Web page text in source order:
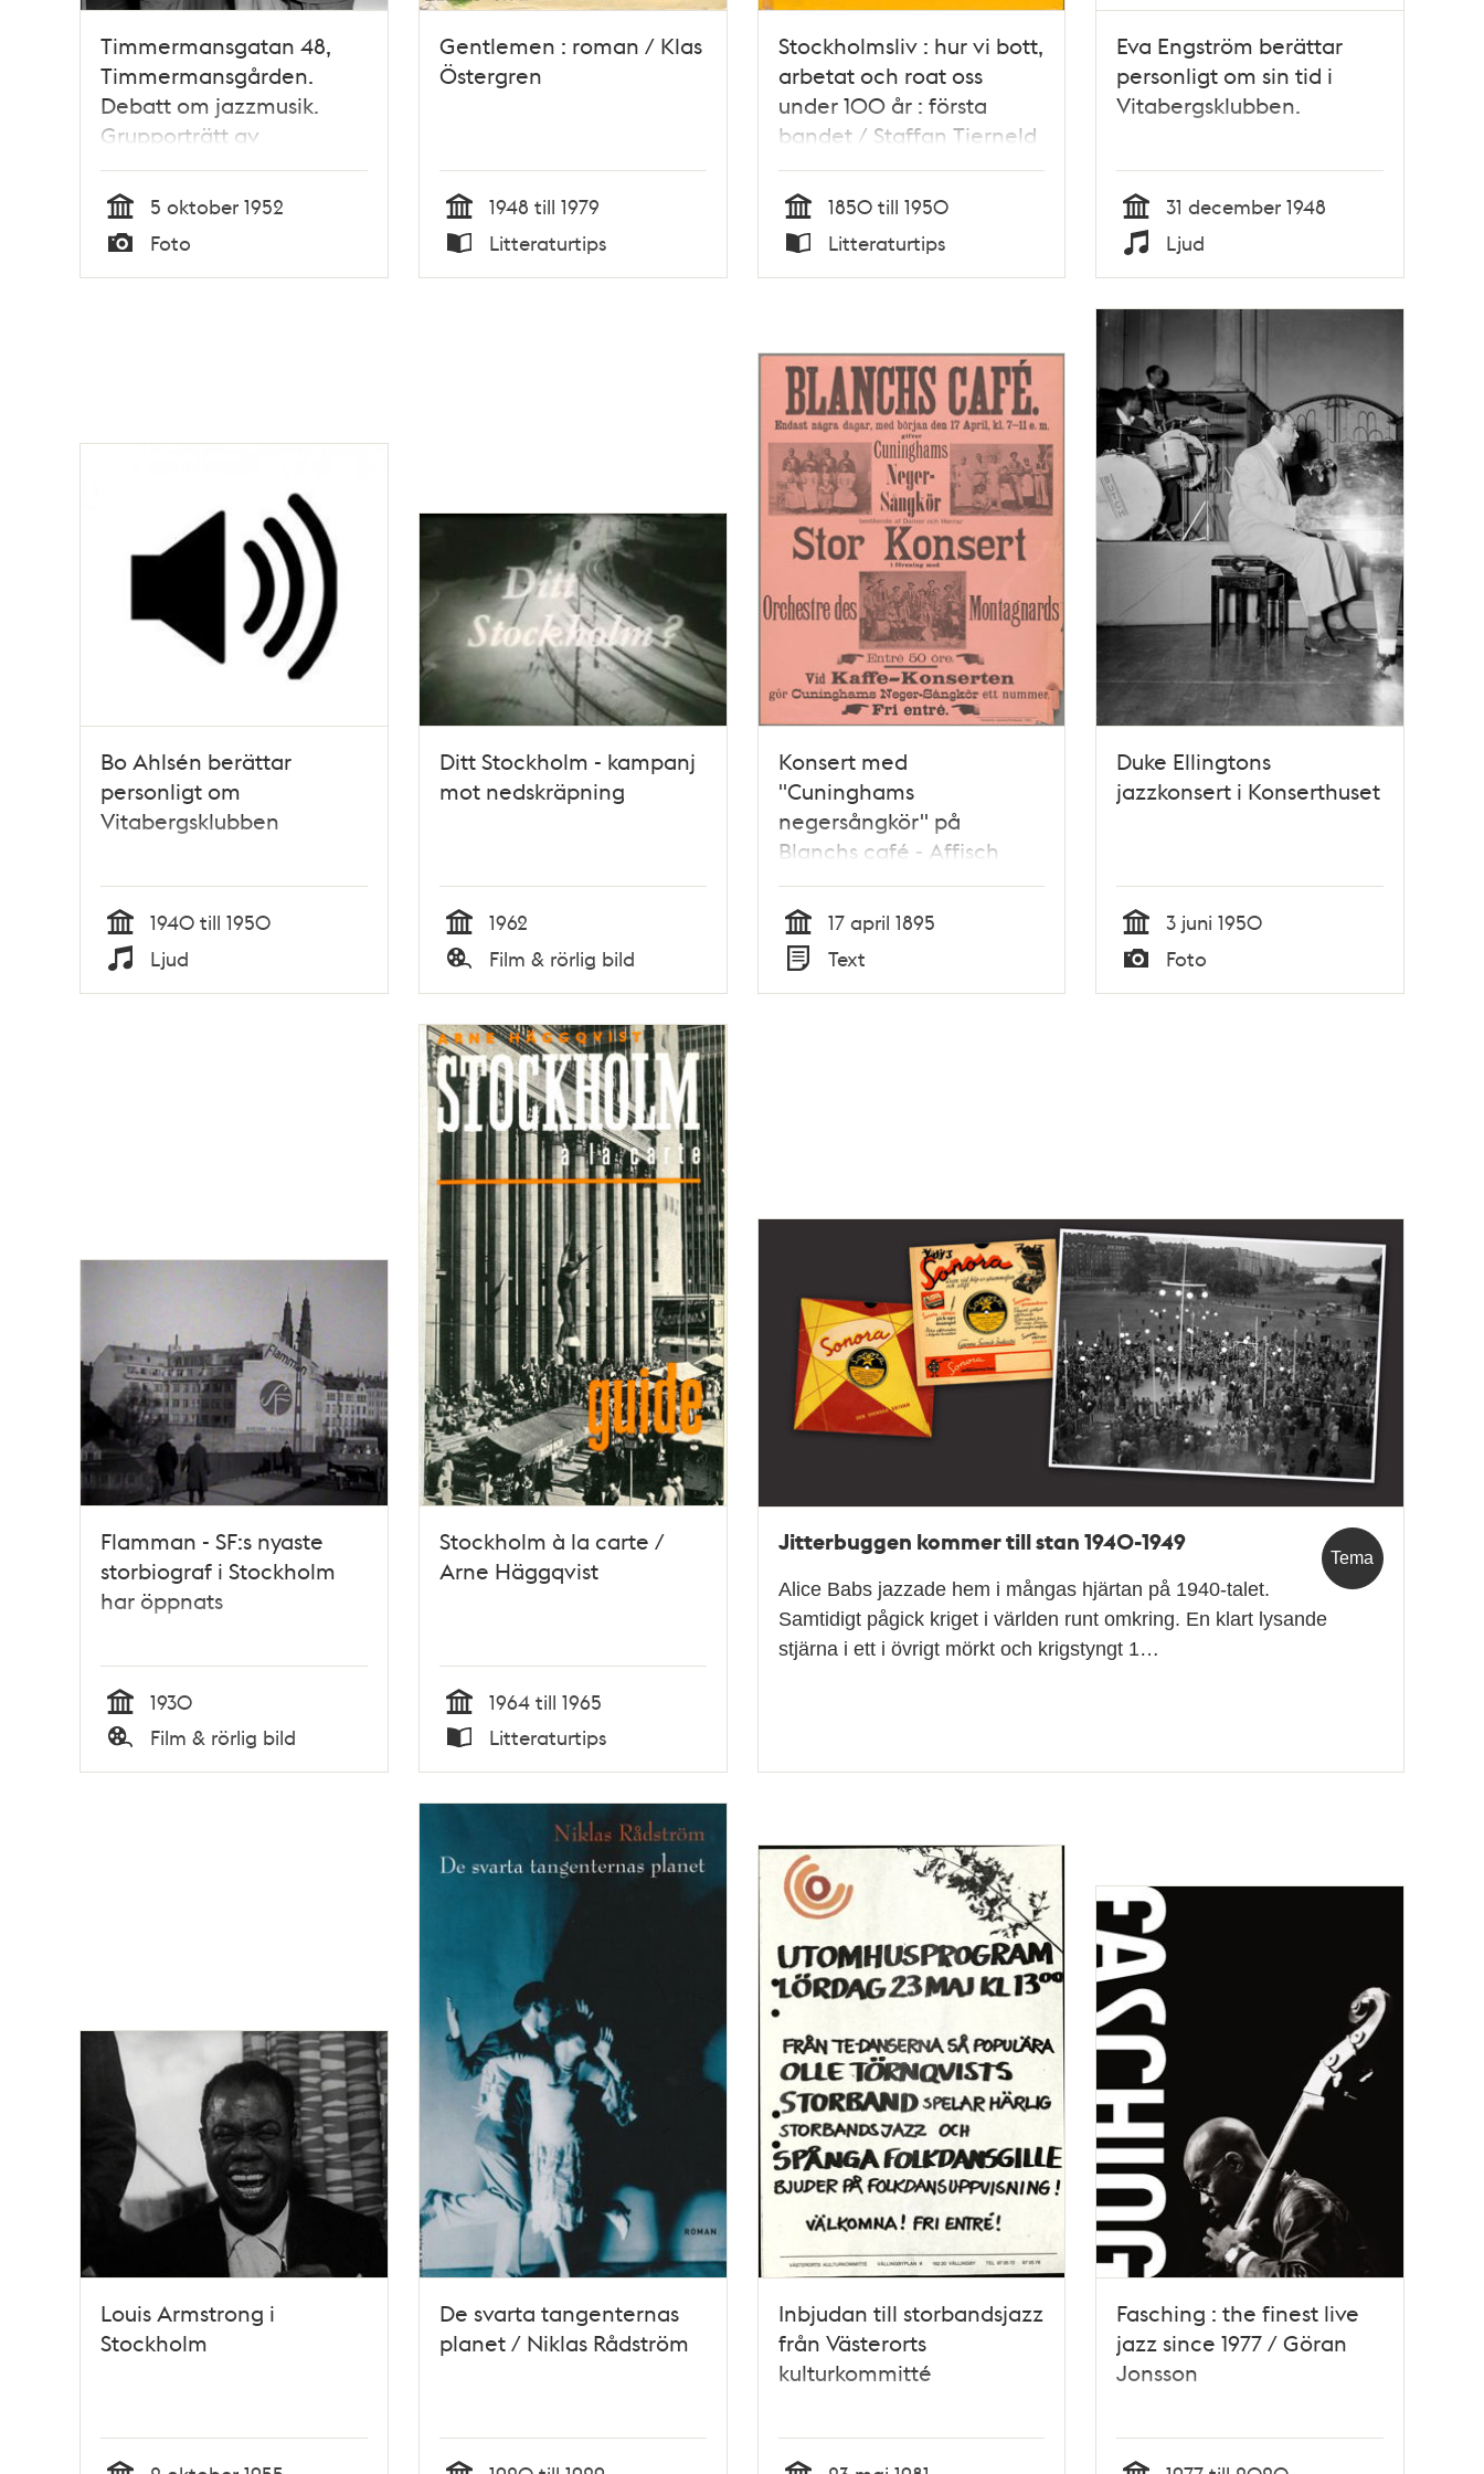
Timmermansgatan 48,
Timmermansgården.
Debatt om jazzmusik.
Grupporträtt av
debattörerna Sven
Wilson, Karl-Erik Lindgren,
Moses Pergament och
Julius Jacobsen
Tid
5 oktober 1952
Typ
Foto
Gentlemen : roman / Klas
Östergren
Tid
1948 till 1979
Typ
Litteraturtips
Stockholmsliv : hur vi bott,
arbetat och roat oss
under 100 år : första
bandet / Staffan Tjerneld
Tid
1850 till 1950
Typ
Litteraturtips
Eva Engström berättar
personligt om sin tid i
Vitabergsklubben.
Tid
31 december 1948
Typ
Ljud
Bo Ahlsén berättar
personligt om
Vitabergsklubben
Tid
1940 till 1950
Typ
Ljud
Ditt Stockholm - kampanj
mot nedskräpning
Tid
1962
Typ
Film & rörlig bild
Konsert med
"Cuninghams
negersångkör" på
Blanchs café - Affisch
Tid
17 april 1895
Typ
Text
Duke Ellingtons
jazzkonsert i Konserthuset
Tid
3 juni 1950
Typ
Foto
Flamman - SF:s nyaste
storbiograf i Stockholm
har öppnats
Tid
1930
Typ
Film & rörlig bild
Stockholm à la carte /
Arne Häggqvist
Tid
1964 till 1965
Typ
Litteraturtips
Tema
Jitterbuggen kommer till stan 1940-1949
Alice Babs jazzade hem i mångas hjärtan på 1940-talet.
Samtidigt pågick kriget i världen runt omkring. En klart lysande
stjärna i ett i övrigt mörkt och krigstyngt 1…
Louis Armstrong i
Stockholm
De svarta tangenternas
planet / Niklas Rådström
Inbjudan till storbandsjazz
från Västerorts
kulturkommitté
Fasching : the finest live
jazz since 1977 / Göran
Jonsson